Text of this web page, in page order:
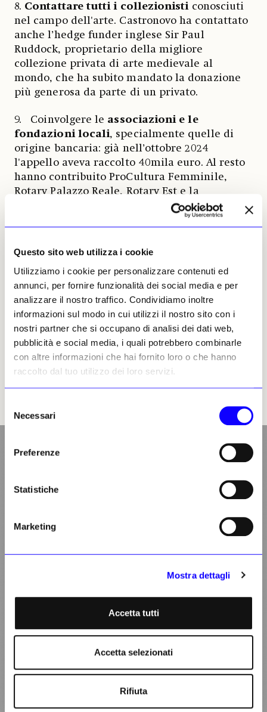
Questo sito web utilizza i cookie
Utilizziamo i cookie per personalizzare contenuti ed
annunci, per fornire funzionalità dei social media e per
analizzare il nostro traffico. Condividiamo inoltre
informazioni sul modo in cui utilizzi il nostro sito con i
nostri partner che si occupano di analisi dei dati web,
pubblicità e social media, i quali potrebbero combinarle
con altre informazioni che hai fornito loro o che hanno
raccolto dal tuo utilizzo dei loro servizi.
delNecessari
Preferenze
Statistiche
Marketing
Mostra dettagli
Accetta tutti
Accetta selezionati
Rifiuta
8. Contattare tutti i collezionisticonosciuti
nel campo dell'arte. Castronovo ha contattato
anche l’hedge funder inglese Sir Paul
Ruddock, proprietario della migliore
collezione privata di arte medievale al
mondo, che ha subito mandato la donazione
più generosa da parte di un privato.
9. Coinvolgere le associazioni e le
fondazioni locali, specialmente quelle di
origine bancaria: già nell’ottobre 2024
l'appello aveva raccolto 40mila euro. Al resto
hanno contribuito ProCultura Femminile,
Rotary Palazzo Reale, Rotary Est e la
Fondazione Crt, quest’ultima la più generosa.
10. Infine,
valorizzare al massimo il
messo online l'arrivo delle staffe e il processo
attuato per la loro conservazione, eseguita
gratuitamente da Carmela Sirello. Lo scrigno
ora è esposto in primo piano nell’ingresso
delle gallerie di Palazzo Madama, con
dettagliate spiegazioni del suo significato e
della sua importanza sia come magnifica
opera medievale sia come cimelio del
personaggio, Guala Bicchieri, che per la
Chiesa fu l’Henry Kissinger del suo tempo.